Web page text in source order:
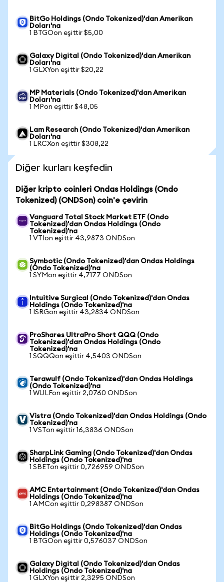
BitGo Holdings (Ondo Tokenized)'dan Amerikan
Doları'na
1 BTGOon eşittir $5,00
Galaxy Digital (Ondo Tokenized)'dan Amerikan
Doları'na
1 GLXYon eşittir $20,22
MP Materials (Ondo Tokenized)'dan Amerikan
Doları'na
1 MPon eşittir $48,05
Lam Research (Ondo Tokenized)'dan Amerikan
Doları'na
1 LRCXon eşittir $308,22
Diğer kurları keşfedin
Diğer kripto coinleri Ondas Holdings (Ondo
Tokenized) (ONDSon) coin'e çevirin
Vanguard Total Stock Market ETF (Ondo
Tokenized)'dan Ondas Holdings (Ondo
Tokenized)'na
1 VTIon eşittir 43,9873 ONDSon
Symbotic (Ondo Tokenized)'dan Ondas Holdings
(Ondo Tokenized)'na
1 SYMon eşittir 4,7177 ONDSon
Intuitive Surgical (Ondo Tokenized)'dan Ondas
Holdings (Ondo Tokenized)'na
1 ISRGon eşittir 43,2834 ONDSon
ProShares UltraPro Short QQQ (Ondo
Tokenized)'dan Ondas Holdings (Ondo
Tokenized)'na
1 SQQQon eşittir 4,5403 ONDSon
Terawulf (Ondo Tokenized)'dan Ondas Holdings
(Ondo Tokenized)'na
1 WULFon eşittir 2,0760 ONDSon
Vistra (Ondo Tokenized)'dan Ondas Holdings (Ondo
Tokenized)'na
1 VSTon eşittir 16,3836 ONDSon
SharpLink Gaming (Ondo Tokenized)'dan Ondas
Holdings (Ondo Tokenized)'na
1 SBETon eşittir 0,726959 ONDSon
AMC Entertainment (Ondo Tokenized)'dan Ondas
Holdings (Ondo Tokenized)'na
1 AMCon eşittir 0,298387 ONDSon
BitGo Holdings (Ondo Tokenized)'dan Ondas
Holdings (Ondo Tokenized)'na
1 BTGOon eşittir 0,576037 ONDSon
Galaxy Digital (Ondo Tokenized)'dan Ondas
Holdings (Ondo Tokenized)'na
1 GLXYon eşittir 2,3295 ONDSon